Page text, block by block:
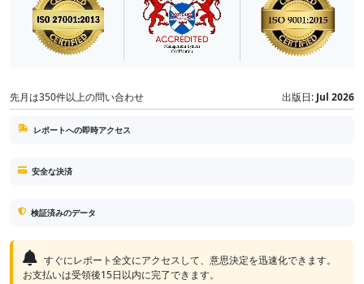
先月は350件以上の問い合わせ 出版日: Jul 2026
レポートへの即時アクセス
安全な決済
検証済みのデータ
すぐにレポート全文にアクセスして、意思決定を迅速化できます。
お支払いは受領後15日以内に完了できます。